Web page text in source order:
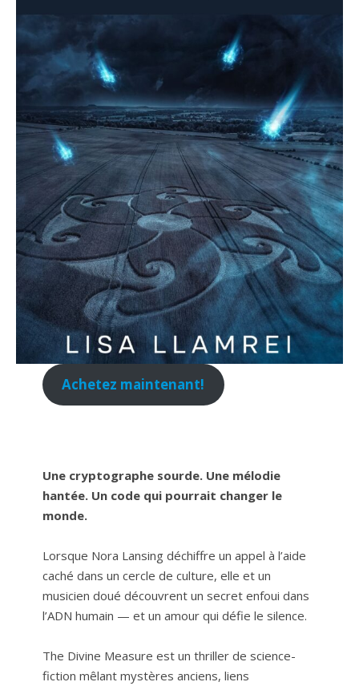
Achetez maintenant!
Une cryptographe sourde. Une mélodie
hantée. Un code qui pourrait changer le
monde.
Lorsque Nora Lansing déchiffre un appel à l’aide
caché dans un cercle de culture, elle et un
musicien doué découvrent un secret enfoui dans
l’ADN humain — et un amour qui défie le silence.
The Divine Measure est un thriller de science-
fiction mêlant mystères anciens, liens